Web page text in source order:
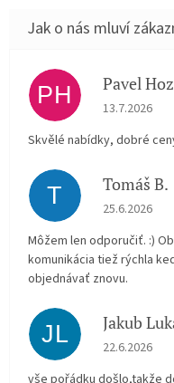
PH Pavel
Hodnocení
13.7.2026
Skvělé nabídky, dobré
T Tomáš B.
Hodnocení
25.6.2026
Môžem len odporučiť. :)
komunikácia tiež rýchla
objednávať znovu.
JL Jakub
Hodnocení
22.6.2026